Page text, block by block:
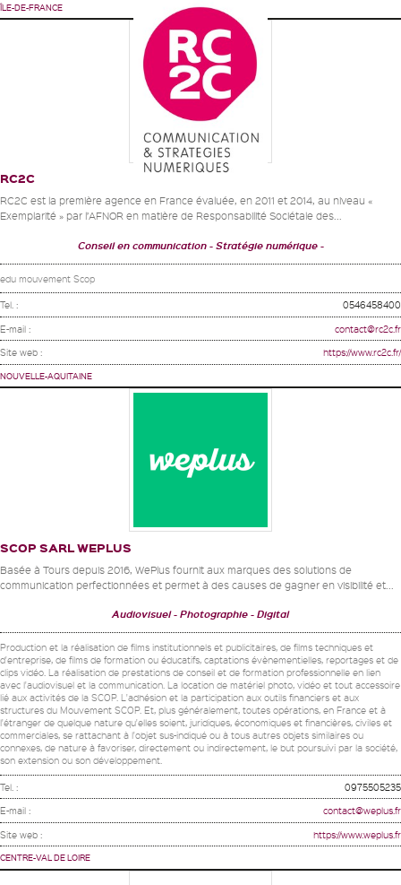
ÎLE-DE-FRANCE
RC2C
RC2C est la première agence en France évaluée, en 2011 et 2014, au niveau «
Exemplarité » par l’AFNOR en matière de Responsabilité Sociétale des...
Conseil en communication Stratégie numérique
edu mouvement Scop
Tel. : 0546458400
E-mail : contact@rc2c.fr
Site web : https://www.rc2c.fr/
NOUVELLE-AQUITAINE
SCOP SARL WEPLUS
Basée à Tours depuis 2016, WePlus fournit aux marques des solutions de
communication perfectionnées et permet à des causes de gagner en visibilité et...
Audiovisuel Photographie Digital
Production et la réalisation de films institutionnels et publicitaires, de films techniques et
d'entreprise, de films de formation ou éducatifs, captations évènementielles, reportages et de
clips vidéo. La réalisation de prestations de conseil et de formation professionnelle en lien
avec l'audiovisuel et la communication. La location de matériel photo, vidéo et tout accessoire
lié aux activités de la SCOP. L'adhésion et la participation aux outils financiers et aux
structures du Mouvement SCOP. Et, plus généralement, toutes opérations, en France et à
l'étranger de quelque nature qu'elles soient, juridiques, économiques et financières, civiles et
commerciales, se rattachant à l'objet sus-indiqué ou à tous autres objets similaires ou
connexes, de nature à favoriser, directement ou indirectement, le but poursuivi par la société,
son extension ou son développement.
Tel. : 0975505235
E-mail : contact@weplus.fr
Site web : https://www.weplus.fr
CENTRE-VAL DE LOIRE